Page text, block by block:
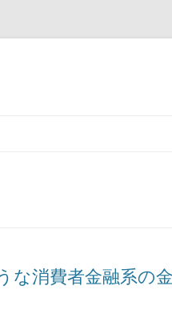
な消費者金融系の